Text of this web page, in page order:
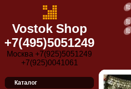
Vostok Shop
+7(495)5051249
Москва +7(925)5051249
+7(925)0041061
Каталог